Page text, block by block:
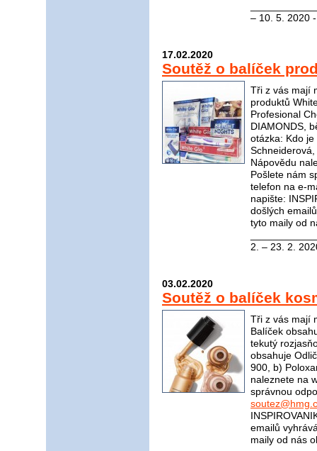
– 10. 5. 2020
17.02.2020
Soutěž o balíček
Tři z vás mají
produktů
Profesional
DIAMONDS,
otázka: Kdo
Nápovědu
Pošlete nám
telefon na e-
napište:
došlých
tyto maily od
2. – 23. 2.
03.02.2020
Soutěž o balíček
Tři z vás mají
Balíček
tekutý
obsahuje
900, b)
naleznete na
správnou
emailů
maily od nás